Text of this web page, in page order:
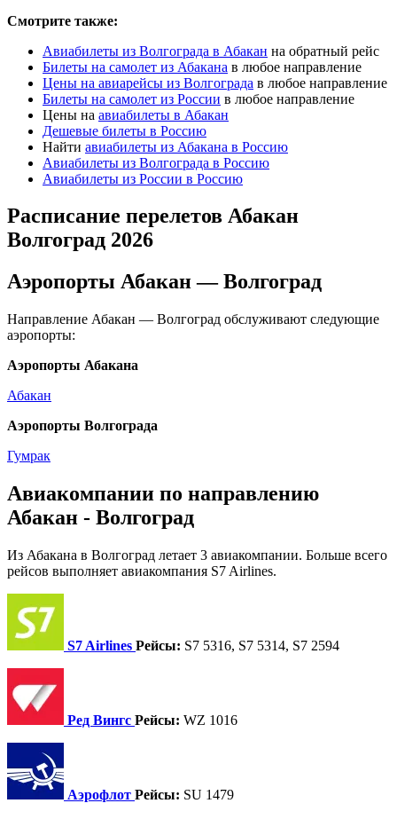
Смотрите также:
Авиабилеты из Волгограда в Абакан на обратный рейс
Билеты на самолет из Абакана в любое направление
Цены на авиарейсы из Волгограда в любое направление
Билеты на самолет из России в любое направление
Цены на авиабилеты в Абакан
Дешевые билеты в Россию
Найти авиабилеты из Абакана в Россию
Авиабилеты из Волгограда в Россию
Авиабилеты из России в Россию
Расписание перелетов Абакан
Волгоград 2026
Аэропорты Абакан — Волгоград
Направление Абакан — Волгоград обслуживают следующие
аэропорты:
Аэропорты Абакана
Абакан
Аэропорты Волгограда
Гумрак
Авиакомпании по направлению
Абакан - Волгоград
Из Абакана в Волгоград летает 3 авиакомпании. Больше всего
рейсов выполняет авиакомпания S7 Airlines.
S7 Airlines Рейсы: S7 5316, S7 5314, S7 2594
Ред Вингс Рейсы: WZ 1016
Аэрофлот Рейсы: SU 1479